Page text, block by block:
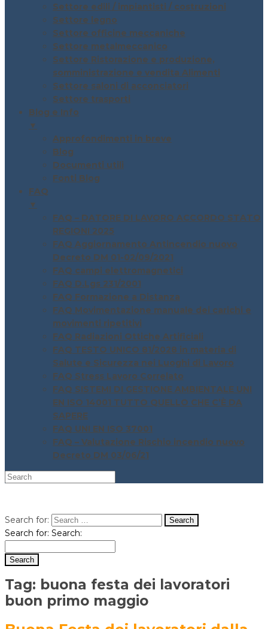
Settore edili / impiantisti / costruzioni
Settore legno
Settore officine meccaniche
Settore metalmeccanico
Settore Ristorazione e produzione,
somministrazione e vendita Alimenti
Settore saloni di acconciatori
Settore trasporti
Blog e Info
▼
Approfondimenti in breve
Blog
Documenti utili
Fonti Blog
FAQ
▼
FAQ – DATORE DI LAVORO ACCORDO STATO
REGIONI 2025
FAQ Aggiornamento Antincendio nuovo
Decreto DM 01-02/09/2021
FAQ campi elettromagnetici
FAQ D.Lgs 231/2001
FAQ Formazione a Distanza
FAQ Movimentazione manuale dei carichi e
movimenti ripetitivi
FAQ Radiazioni Ottiche Artificiali
FAQ TESTO UNICO 81/2028 in materia di
Salute e Sicurezza nei Luoghi di Lavoro
FAQ Stress Lavoro Correlato
FAQ SISTEMI DI GESTIONE AMBIENTALE UNI
EN ISO 14001 TUTTO QUELLO CHE C’È DA
SAPERE
FAQ UNI EN ISO 37001
FAQ – Valutazione Rischio incendio nuovo
Decreto DM 03/06/21
Search for:
Search for: Search:
Tag: buona festa dei lavoratori
buon primo maggio